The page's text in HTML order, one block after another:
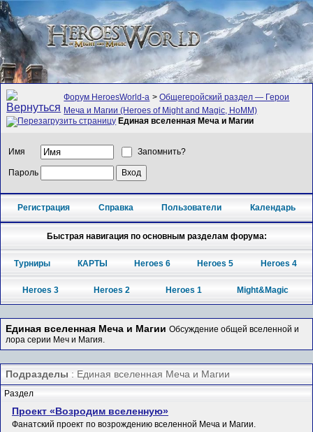
Форум HeroesWorld-а >Общегеройский раздел — Герои
Меча и Магии (Heroes of Might and Magic, HoMM)
Единая вселенная Меча и Магии
Имя Запомнить?
Пароль
Регистрация Справка Пользователи Календарь
Быстрая навигация по основным разделам форума:
Турниры КАРТЫ Heroes 6 Heroes 5 Heroes 4
Heroes 3 Heroes 2 Heroes 1 Might&Magic
Единая вселенная Меча и Магии Обсуждение общей вселенной и
лора серии Меч и Магия.
Подразделы : Единая вселенная Меча и Магии
Раздел
Проект «Возродим вселенную»
Фанатский проект по возрождению вселенной Меча и Магии.